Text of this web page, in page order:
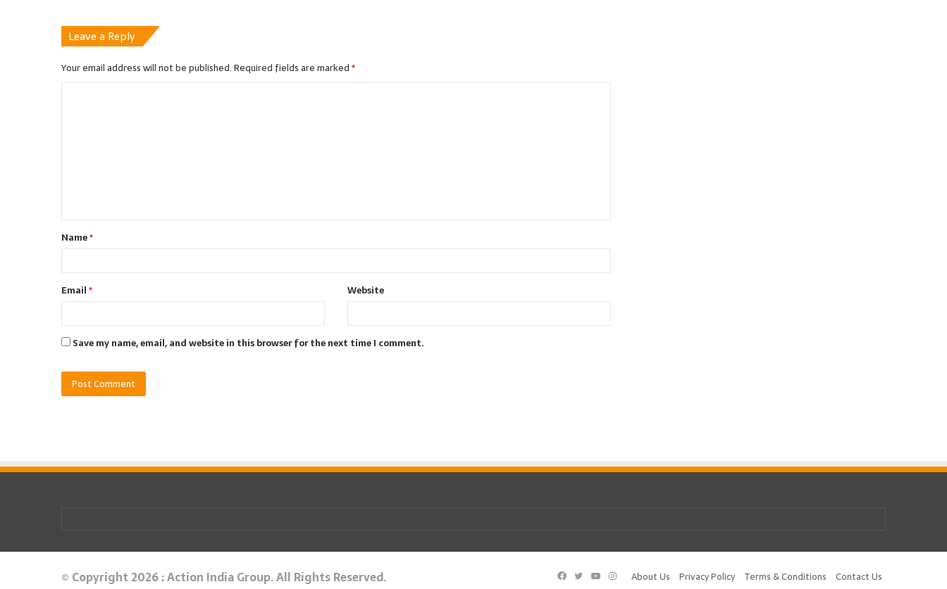
Leave a Reply
Your email address will not be published.Required fields are marked*
t
*Name*
Email* Website
Save my name, email, and website in this browser for the next time I comment.
© Copyright 2026 : Action India Group. All Rights Reserved. About Us Privacy Policy Terms & Conditions Contact Us
FacebookTwitter
YouTube
Instagram